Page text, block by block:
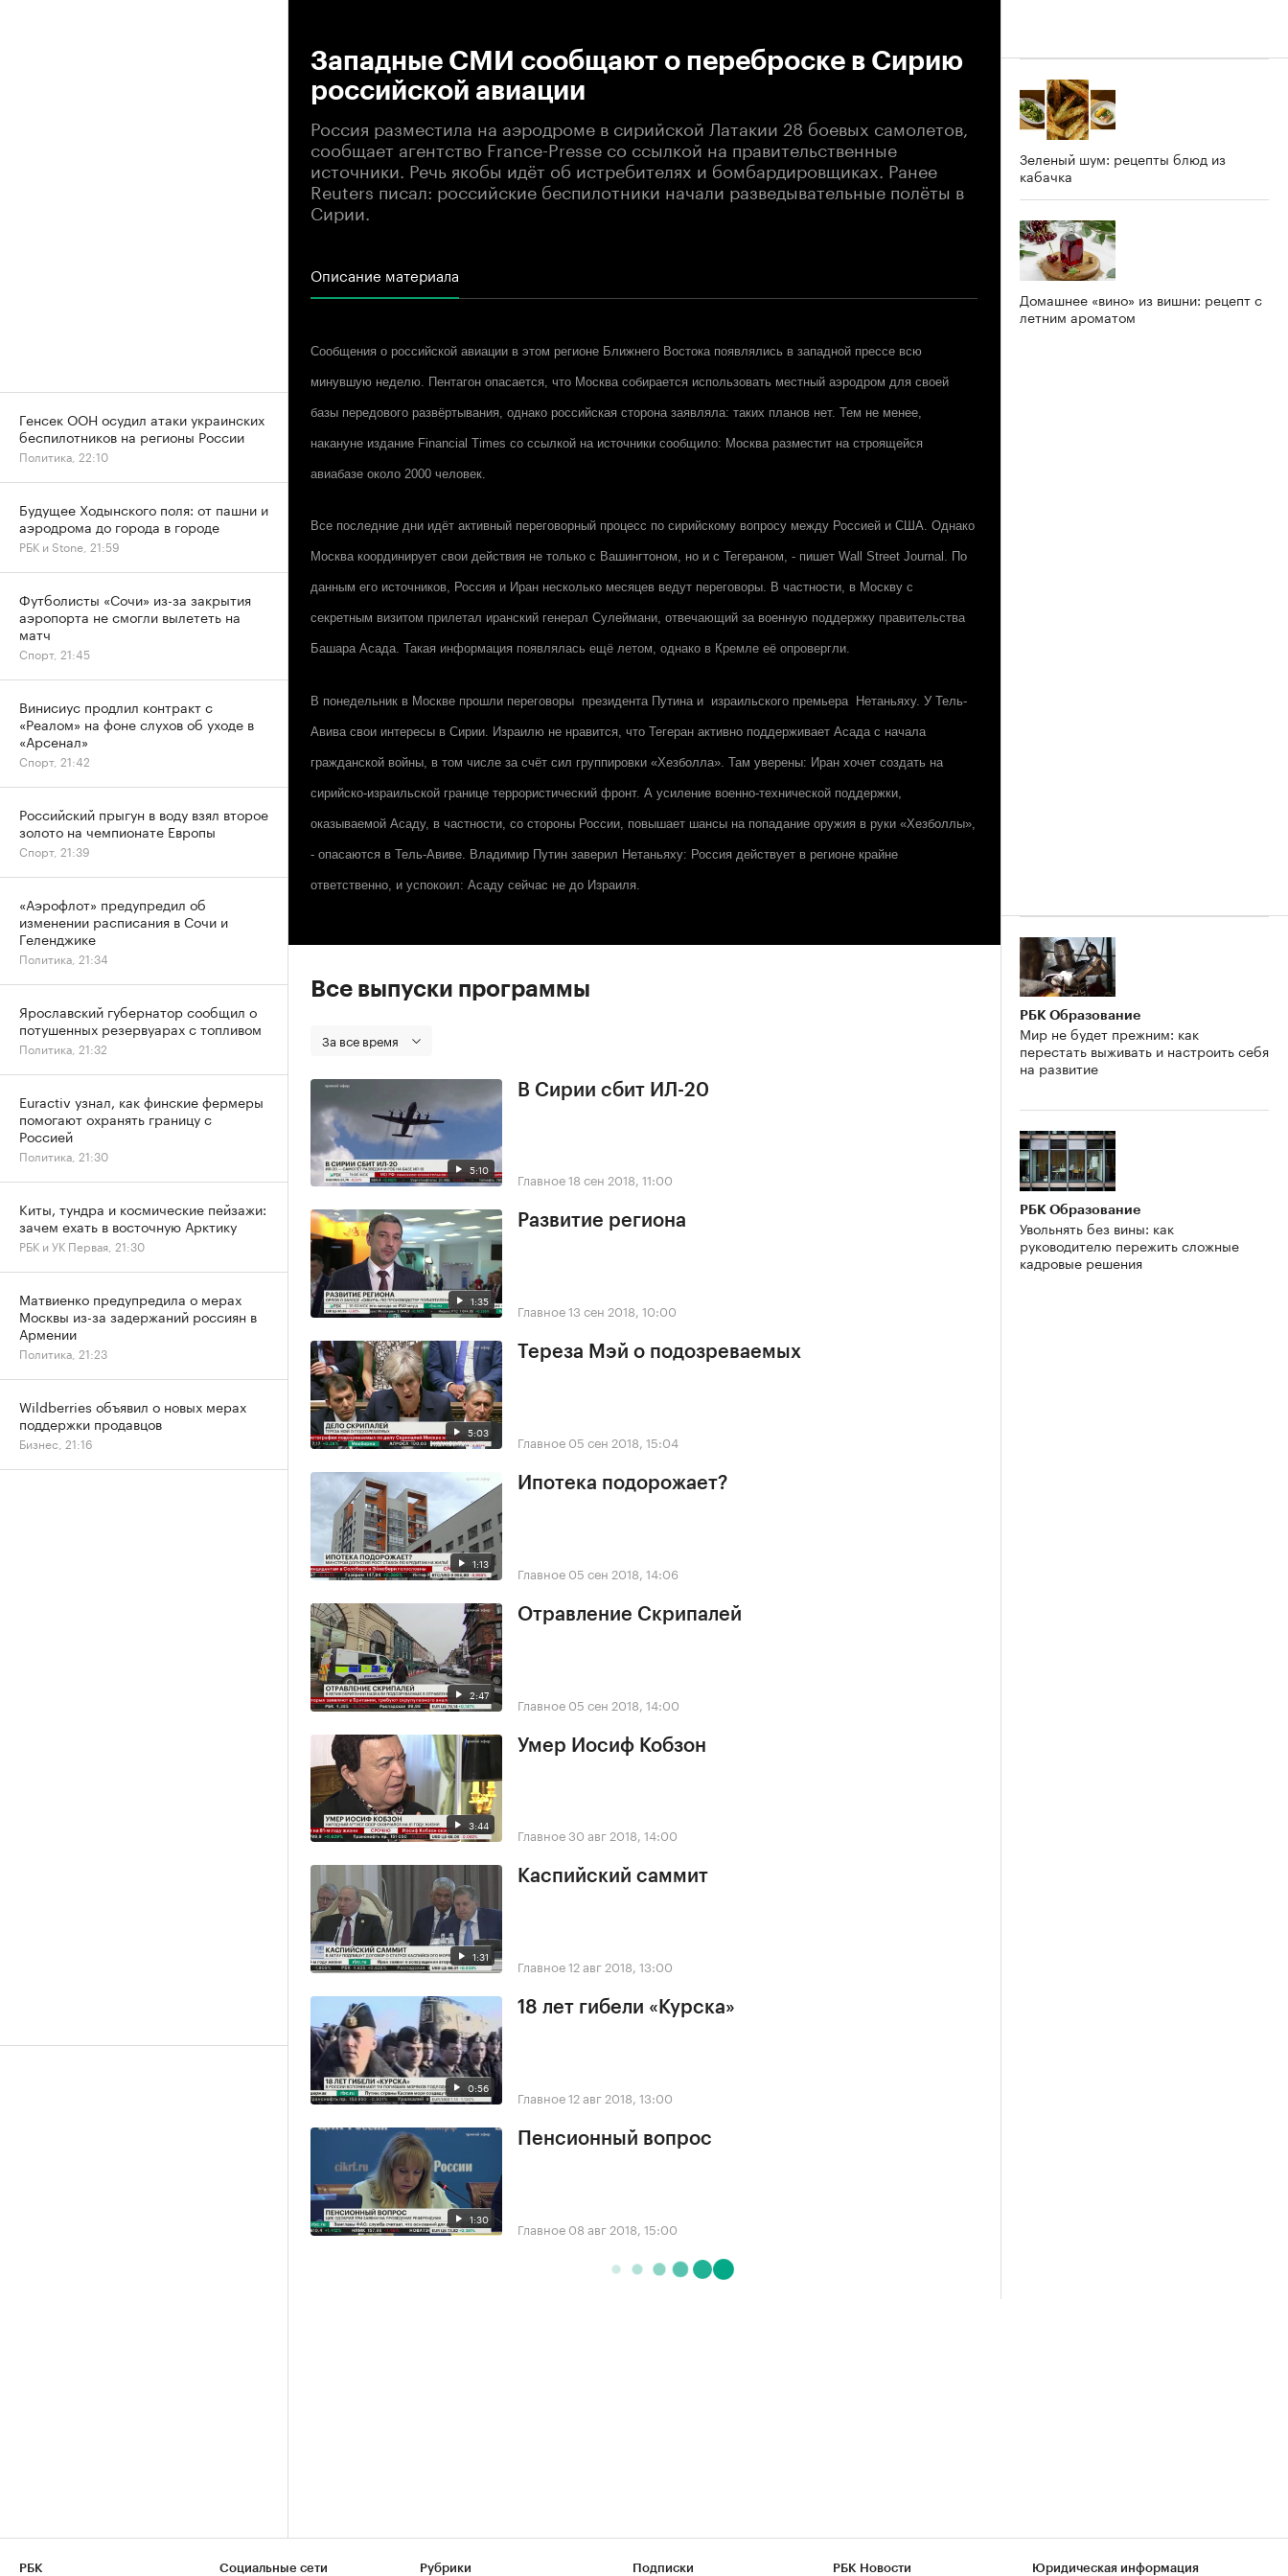
Западные СМИ сообщают о переброске в Сирию
российской авиации
Россия разместила на аэродроме в сирийской Латакии 28 боевых самолетов,
сообщает агентство France-Presse со ссылкой на правительственные
источники. Речь якобы идёт об истребителях и бомбардировщиках. Ранее
Reuters писал: российские беспилотники начали разведывательные полёты в
Сирии.
Описание материала
Сообщения о российской авиации в этом регионе Ближнего Востока появлялись в западной прессе всю
минувшую неделю. Пентагон опасается, что Москва собирается использовать местный аэродром для своей
базы передового развёртывания, однако российская сторона заявляла: таких планов нет. Тем не менее,
накануне издание Financial Times со ссылкой на источники сообщило: Москва разместит на строящейся
авиабазе около 2000 человек.
Все последние дни идёт активный переговорный процесс по сирийскому вопросу между Россией и США. Однако
Москва координирует свои действия не только с Вашингтоном, но и с Тегераном, - пишет Wall Street Journal. По
данным его источников, Россия и Иран несколько месяцев ведут переговоры. В частности, в Москву с
секретным визитом прилетал иранский генерал Сулеймани, отвечающий за военную поддержку правительства
Башара Асада. Такая информация появлялась ещё летом, однако в Кремле её опровергли.
В понедельник в Москве прошли переговоры президента Путина и израильского премьера Нетаньяху. У Тель-
Авива свои интересы в Сирии. Израилю не нравится, что Тегеран активно поддерживает Асада с начала
гражданской войны, в том числе за счёт сил группировки «Хезболла». Там уверены: Иран хочет создать на
сирийско-израильской границе террористический фронт. А усиление военно-технической поддержки,
оказываемой Асаду, в частности, со стороны России, повышает шансы на попадание оружия в руки «Хезболлы»,
- опасаются в Тель-Авиве. Владимир Путин заверил Нетаньяху: Россия действует в регионе крайне
ответственно, и успокоил: Асаду сейчас не до Израиля.
Все выпуски программы
За все время
5:10
В Сирии сбит ИЛ-20
Главное18 сен 2018, 11:00
1:35
Развитие региона
Главное13 сен 2018, 10:00
5:03
Тереза Мэй о подозреваемых
Главное 05 сен 2018, 15:04
1:13
Ипотека подорожает?
Главное 05 сен 2018, 14:06
2:47
Отравление Скрипалей
Главное 05 сен 2018, 14:00
3:44
Умер Иосиф Кобзон
Главное30 авг 2018, 14:00
1:31
Каспийский саммит
Главное12 авг 2018, 13:00
0:56
18 лет гибели «Курска»
Главное12 авг 2018, 13:00
1:30
Пенсионный вопрос
Главное 08 авг 2018, 15:00
Зеленый шум: рецепты блюд из
кабачка
Домашнее «вино» из вишни: рецепт с
летним ароматом
РБК Образование
Мир не будет прежним: как
перестать выживать и настроить себя
на развитие
РБК Образование
Увольнять без вины: как
руководителю пережить сложные
кадровые решения
Генсек ООН осудил атаки украинских
беспилотников на регионы России
Политика, 22:10
Будущее Ходынского поля: от пашни и
аэродрома до города в городе
РБК и Stone, 21:59
Футболисты «Сочи» из-за закрытия
аэропорта не смогли вылететь на
матч
Спорт, 21:45
Винисиус продлил контракт с
«Реалом» на фоне слухов об уходе в
«Арсенал»
Спорт, 21:42
Российский прыгун в воду взял второе
золото на чемпионате Европы
Спорт, 21:39
«Аэрофлот» предупредил об
изменении расписания в Сочи и
Геленджике
Политика, 21:34
Ярославский губернатор сообщил о
потушенных резервуарах с топливом
Политика, 21:32
Euractiv узнал, как финские фермеры
помогают охранять границу с
Россией
Политика, 21:30
Киты, тундра и космические пейзажи:
зачем ехать в восточную Арктику
РБК и УК Первая, 21:30
Матвиенко предупредила о мерах
Москвы из-за задержаний россиян в
Армении
Политика, 21:23
Wildberries объявил о новых мерах
поддержки продавцов
Бизнес, 21:16
РБК Социальные сети Рубрики Подписки РБК Новости Юридическая информация